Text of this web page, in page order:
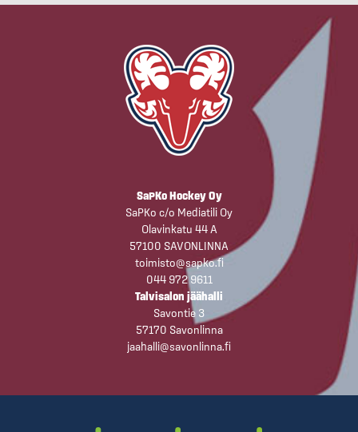
SaPKo Hockey Oy
SaPKo c/o Mediatili Oy
Olavinkatu 44 A
57100 SAVONLINNA
toimisto@sapko.fi
044 972 9611
Talvisalon jäähalli
Savontie 3
57170 Savonlinna
jaahalli@savonlinna.fi